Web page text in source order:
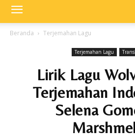
Beranda Terjemahan Lagu
Terjemahan Lagu
Lirik Lagu
Terjemahan
Selena